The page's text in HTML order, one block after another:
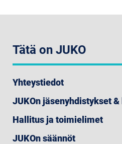
Tätä on JUKO
Yhteystiedot
JUKOn jäsenyhdistykset
Hallitus ja toimielimet
JUKOn säännöt